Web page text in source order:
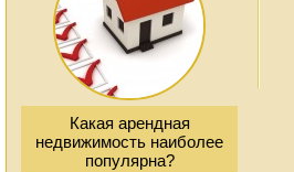
Какая арендная
недвижимость наиболее
популярна?